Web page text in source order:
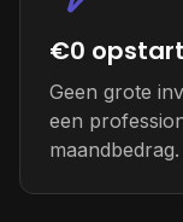
€0
Geen grote
een
maandbedrag.